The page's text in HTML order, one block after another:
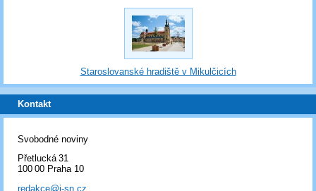
Staroslovanské hradiště v Mikulčicích
Kontakt
Svobodné noviny
Přetlucká 31
100 00 Praha 10
redakce@i-sn.cz